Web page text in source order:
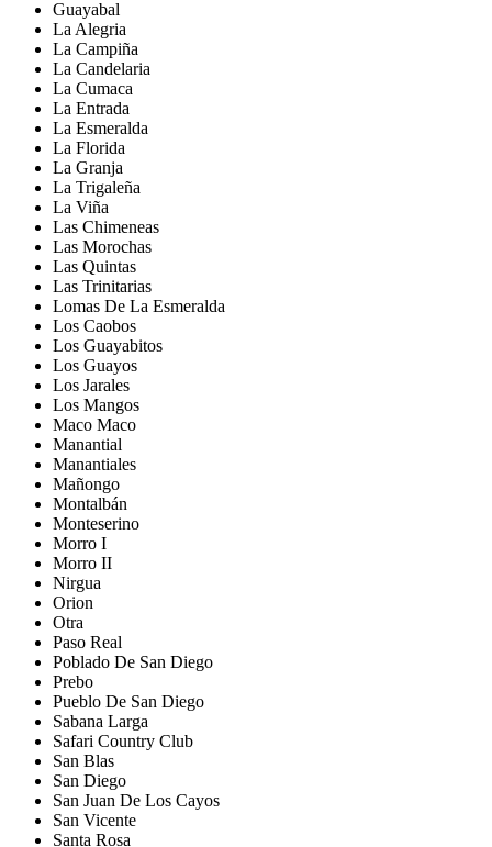
Guayabal
La Alegria
La Campiña
La Candelaria
La Cumaca
La Entrada
La Esmeralda
La Florida
La Granja
La Trigaleña
La Viña
Las Chimeneas
Las Morochas
Las Quintas
Las Trinitarias
Lomas De La Esmeralda
Los Caobos
Los Guayabitos
Los Guayos
Los Jarales
Los Mangos
Maco Maco
Manantial
Manantiales
Mañongo
Montalbán
Monteserino
Morro I
Morro II
Nirgua
Orion
Otra
Paso Real
Poblado De San Diego
Prebo
Pueblo De San Diego
Sabana Larga
Safari Country Club
San Blas
San Diego
San Juan De Los Cayos
San Vicente
Santa Rosa